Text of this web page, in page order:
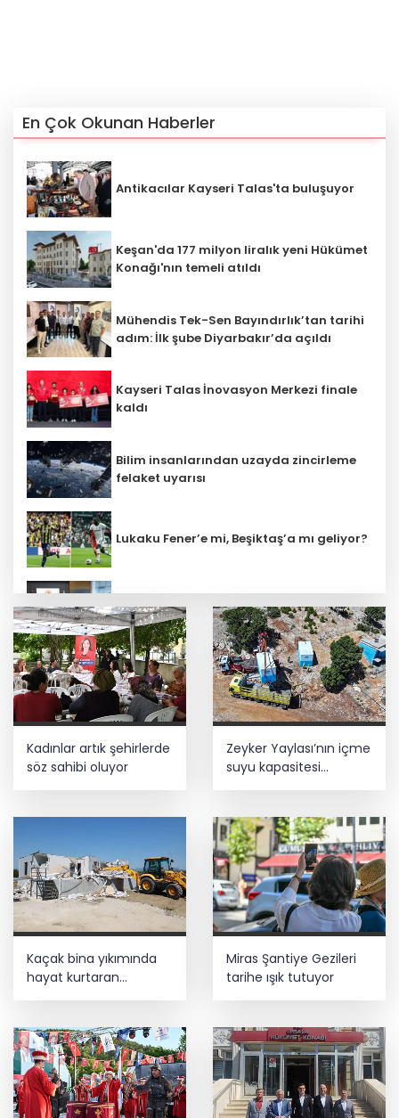
En Çok Okunan Haberler
Antikacılar Kayseri Talas'ta buluşuyor
Keşan'da 177 milyon liralık yeni Hükümet
Konağı'nın temeli atıldı
Mühendis Tek-Sen Bayındırlık’tan tarihi
adım: İlk şube Diyarbakır’da açıldı
Kayseri Talas İnovasyon Merkezi finale
kaldı
Bilim insanlarından uzayda zincirleme
felaket uyarısı
Lukaku Fener’e mi, Beşiktaş’a mı geliyor?
komisyondan geçti
İbrahim Burkay seçimlerde açık ara
önde! Dev lansmanda neler oldu?
İş Bankası Grubu üst yönetiminde görev
değişimi
Kadınlar artık şehirlerde
söz sahibi oluyor
Zeyker Yaylası’nın içme
suyu kapasitesi
güçlendirildi
Kaçak bina yıkımında
hayat kurtaran
müdahale
Miras Şantiye Gezileri
tarihe ışık tutuyor